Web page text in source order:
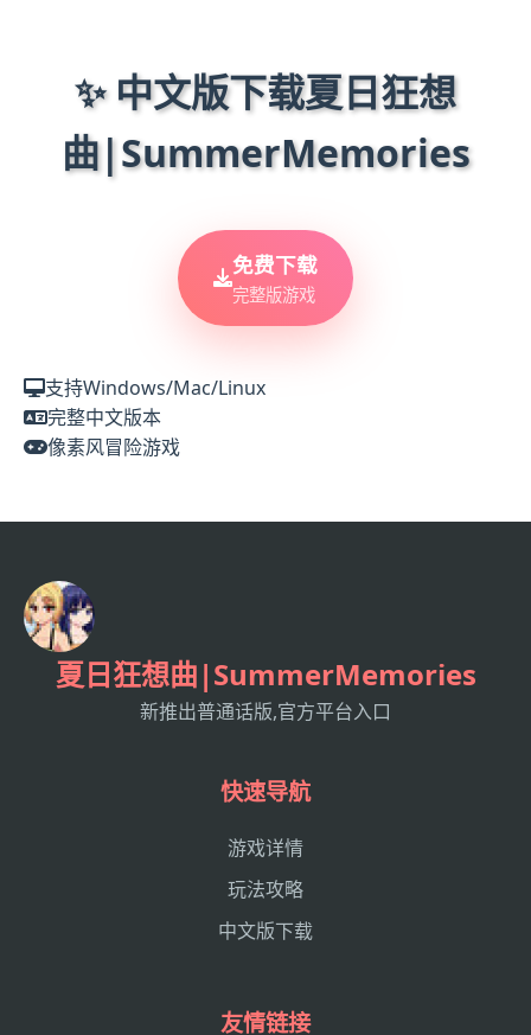
✨ 中文版下载夏日狂想
曲|SummerMemories
免费下载
完整版游戏
支持Windows/Mac/Linux
完整中文版本
像素风冒险游戏
夏日狂想曲|SummerMemories
新推出普通话版,官方平台入口
快速导航
游戏详情
玩法攻略
中文版下载
友情链接